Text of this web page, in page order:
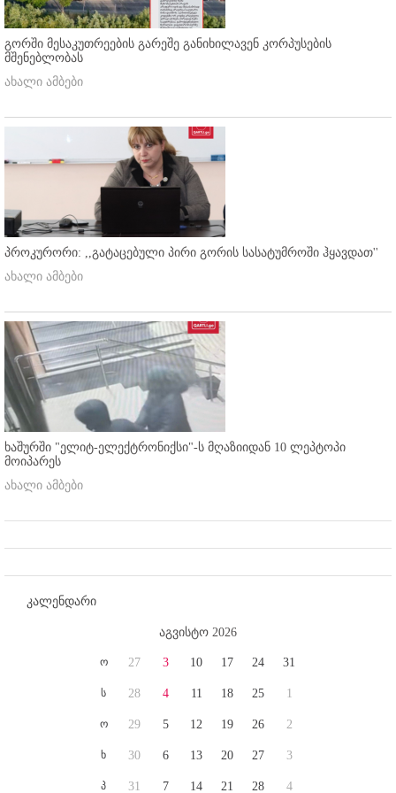
გორში მესაკუთრეების გარეშე განიხილავენ კორპუსების
მშენებლობას
ახალი ამბები
პროკურორი: ,,გატაცებული პირი გორის სასატუმროში ჰყავდათ''
ახალი ამბები
ხაშურში "ელიტ-ელექტრონიქსი"-ს მღაზიიდან 10 ლეპტოპი
მოიპარეს
ახალი ამბები
კალენდარი
აგვისტო 2026
ო
ს
ო
ხ
პ
27
28
29
30
31
3
4
5
6
7
10
11
12
13
14
17
18
19
20
21
24
25
26
27
28
31
1
2
3
4